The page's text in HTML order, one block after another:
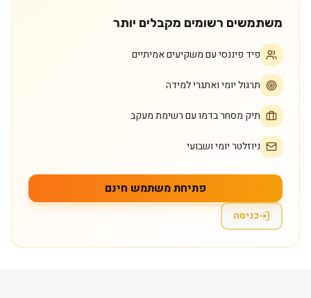
משתמשים רשומים מקבלים יותר
פיד פיננסי עם משקיעים אמיתיים
תרגול יומי ואתגרי למידה
תיק מסחר בדמו עם רשימת מעקב
ניוזלטר יומי ושבועי
פתיחת משתמש חינם
כניסה